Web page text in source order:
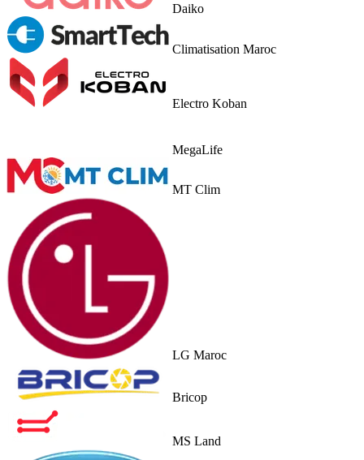
Daiko
Climatisation Maroc
Electro Koban
MegaLife
MT Clim
LG Maroc
Bricop
MS Land